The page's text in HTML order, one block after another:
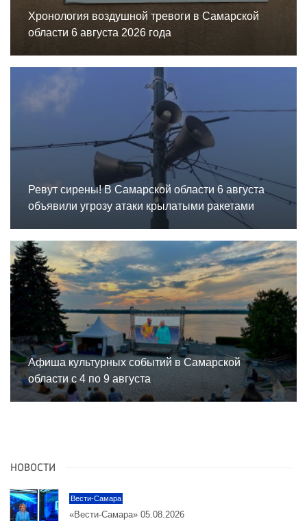
Хронология воздушной тревоги в Самарской
области 6 августа 2026 года
Ревут сирены! В Самарской области 6 августа
объявили угрозу атаки крылатыми ракетами
Афиша культурных событий в Самарской
области с 4 по 9 августа
НОВОСТИ
Вести-Самара
«Вести-Самара» 05.08.2026